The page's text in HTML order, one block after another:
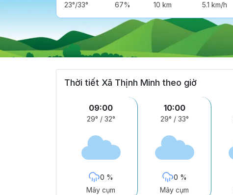
23°/33°
67%
10 km
5.1 km/h
Thời tiết Xã Thịnh Minh theo giờ
09:00
29° / 32°
0 %
Mây cụm
10:00
29° / 33°
0 %
Mây cụm